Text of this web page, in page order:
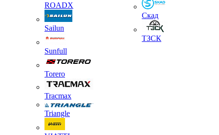
ROADX
Sailun
Sunfull
Torero
Tracmax
Triangle
Скад
ТЗСК